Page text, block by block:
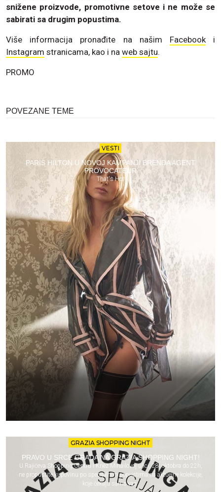
snižene proizvode, promotivne setove i ne može se
sabirati sa drugim popustima.
Više informacija pronađite na našim Facebooki
Instagram stranicama, kao i na web sajtu.
PROMO
POVEZANE TEME
VESTI
PARIS HILTON U NOVOJ KAMPANJI BRENDA AGENT
PROVOCATEUR
That's Hot
GRAZIA SHOPPING NIGHT
PRAVO U SRCE GRADA NA GRAZIA SHOPPING NIGHT!
U Rajićeva Shopping Centru i Knez Mihailovoj ulici, 28. oktobra do 22h,
ne propustite kupovinu po specijalnim popustima na aktuelne kolekcije,
koje čekaju samo vas.